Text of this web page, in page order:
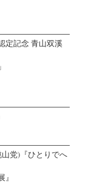
定記念 青山双溪
党)『ひとりでへ